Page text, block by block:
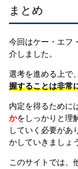
まとめ
今回はケー・エフ
介しました。
選考を進める上で、
握することは非常
内定を得るために
かをしっかりと理
していく必要があ
かしていきましょ
このサイトでは、